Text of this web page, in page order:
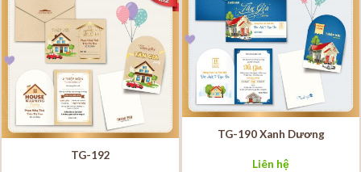
TG-190 Xanh Dương
Liên hệ
TG-192